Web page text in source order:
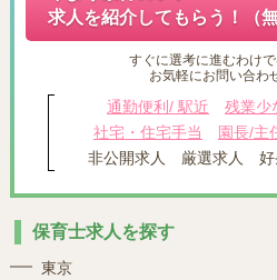
求人を紹介してもらう！（無
すぐに選考に進むわけで
お気軽にお問い合わ
通勤便利/ 駅近 残業少
社宅・住宅手当
園長/主
非公開求人
厳選求人
保育士求人を探す
東京